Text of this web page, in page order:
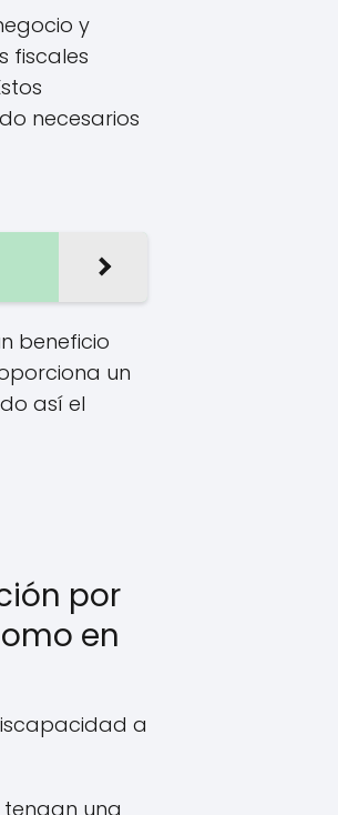
y
fiscales
necesarios
beneficio
un
así el
por
en
a
tengan una